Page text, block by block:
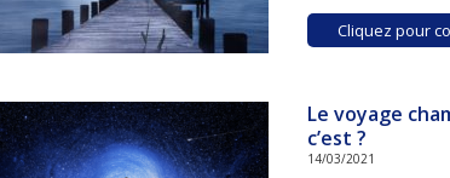
Cliquez pour
Le voyage
c’est ?
14/03/2021